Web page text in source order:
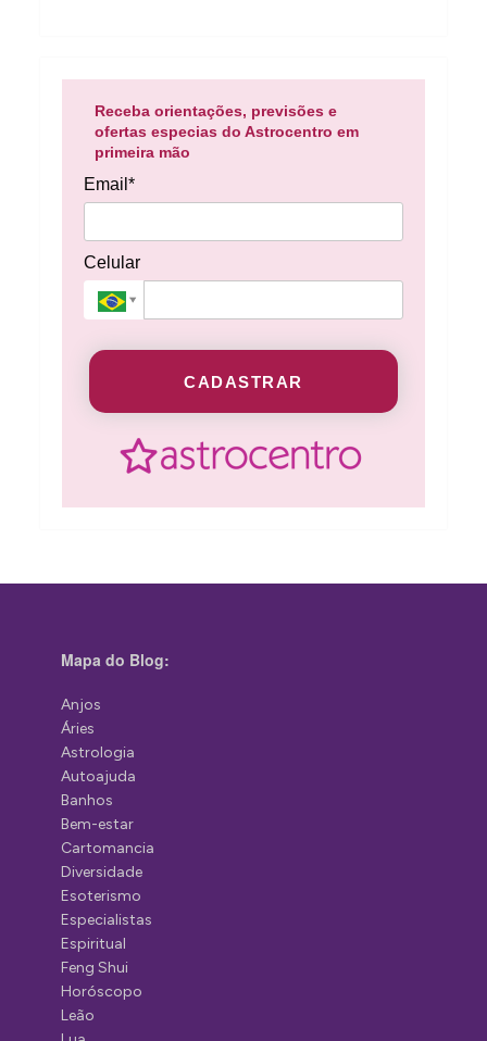
Receba orientações, previsões e
ofertas especias do Astrocentro em
primeira mão
Email*
Celular
CADASTRAR
Mapa do Blog:
Anjos
Áries
Astrologia
Autoajuda
Banhos
Bem-estar
Cartomancia
Diversidade
Esoterismo
Especialistas
Espiritual
Feng Shui
Horóscopo
Leão